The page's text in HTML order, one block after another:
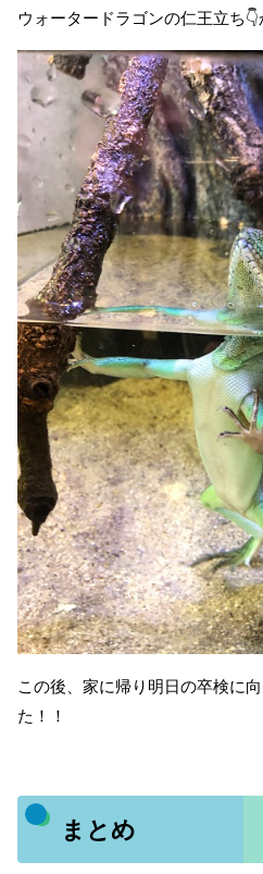
ウォータードラゴンの仁王立ち👇
この後、家に帰り明日の卒検に
た！！
まとめ